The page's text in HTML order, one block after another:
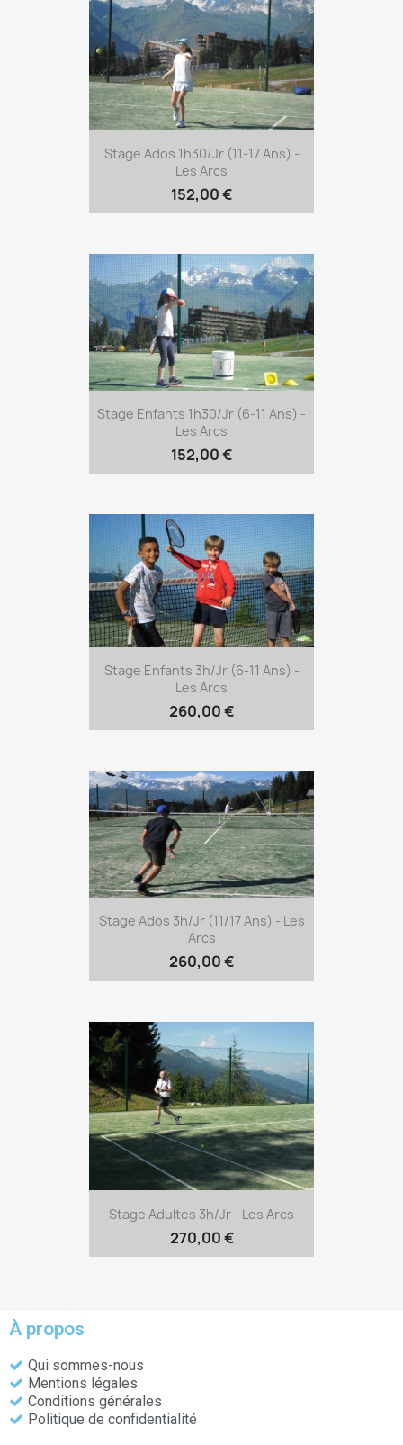
Stage Ados 1h30/jr (11-17 Ans) -
Les Arcs
152,00 €
Stage Enfants 1h30/jr (6-11 Ans) -
Les Arcs
152,00 €
Stage Enfants 3h/jr (6-11 Ans) -
Les Arcs
260,00 €
Stage Ados 3h/jr (11/17 Ans) - Les
Arcs
260,00 €
Stage Adultes 3h/jr - Les Arcs
270,00 €
À propos
Qui sommes-nous
Mentions légales
Conditions générales
Politique de confidentialité